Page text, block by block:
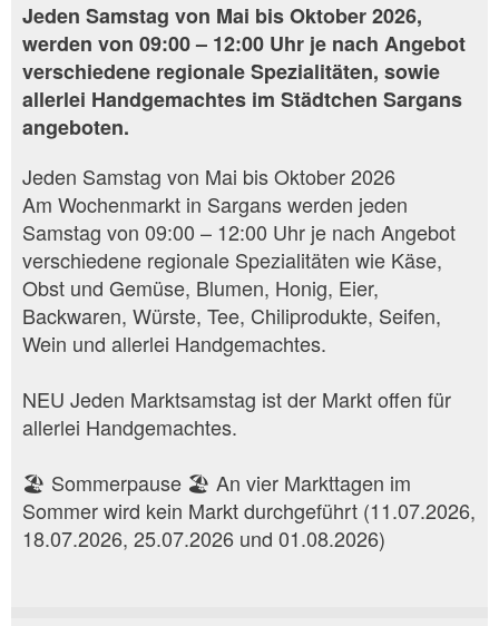
Jeden Samstag von Mai bis Oktober 2026,
werden von 09:00 – 12:00 Uhr je nach Angebot
verschiedene regionale Spezialitäten, sowie
allerlei Handgemachtes im Städtchen Sargans
angeboten.
Jeden Samstag von Mai bis Oktober 2026
Am Wochenmarkt in Sargans werden jeden
Samstag von 09:00 – 12:00 Uhr je nach Angebot
verschiedene regionale Spezialitäten wie Käse,
Obst und Gemüse, Blumen, Honig, Eier,
Backwaren, Würste, Tee, Chiliprodukte, Seifen,
Wein und allerlei Handgemachtes.
NEU Jeden Marktsamstag ist der Markt offen für
allerlei Handgemachtes.
🏖️ Sommerpause 🏖️ An vier Markttagen im
Sommer wird kein Markt durchgeführt (11.07.2026,
18.07.2026, 25.07.2026 und 01.08.2026)